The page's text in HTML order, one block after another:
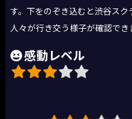
す。下をのぞき込むと渋谷ス
人々が行き交う様子が確認でき
感動レベル